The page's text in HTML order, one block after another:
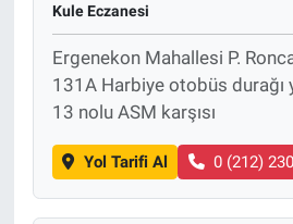
Kule Eczanesi
Ergenekon Mahallesi P.
131A Harbiye otobüs durağı
13 nolu ASM karşısı
Yol Tarifi Al 0 (212)